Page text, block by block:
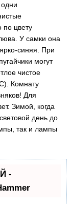
по цвету
У самки она
синяя. При
могут
чистое
Комнату
Для
Зимой, когда
день до
так и лампы
-